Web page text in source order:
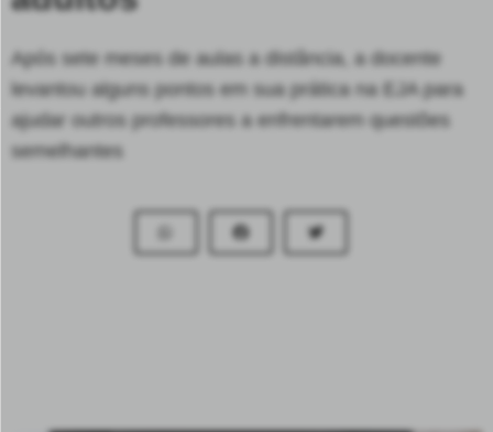
Após sete meses de aulas a distância, a docente
levantou alguns pontos em sua prática na EJA para
ajudar outros professores a enfrentarem questões
semelhantes